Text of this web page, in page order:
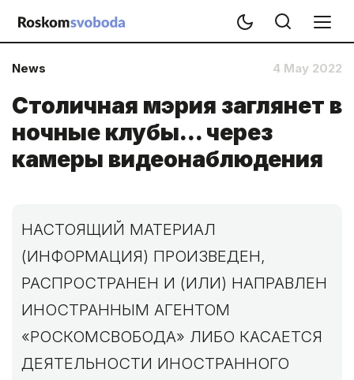
News 4 May 2022
Столичная мэрия заглянет в
ночные клубы... через
камеры видеонаблюдения
НАСТОЯЩИЙ МАТЕРИАЛ
(ИНФОРМАЦИЯ) ПРОИЗВЕДЕН,
РАСПРОСТРАНЕН И (ИЛИ) НАПРАВЛЕН
ИНОСТРАННЫМ АГЕНТОМ
«РОСКОМСВОБОДА» ЛИБО КАСАЕТСЯ
ДЕЯТЕЛЬНОСТИ ИНОСТРАННОГО